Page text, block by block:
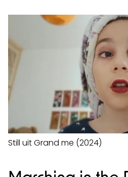
Still uit Grand me (2024)